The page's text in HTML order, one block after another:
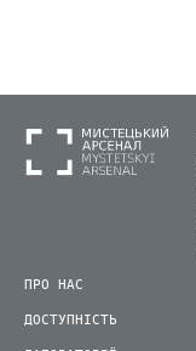
ПРО НАС
ДОСТУПНІСТЬ